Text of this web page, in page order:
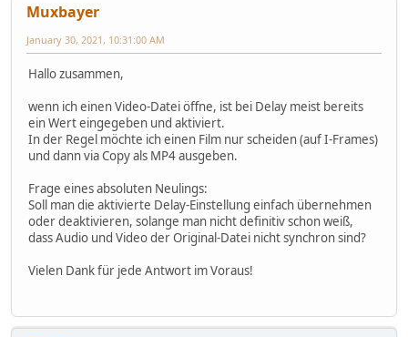
Muxbayer
January 30, 2021, 10:31:00 AM
Hallo zusammen,
wenn ich einen Video-Datei öffne, ist bei Delay meist bereits
ein Wert eingegeben und aktiviert.
In der Regel möchte ich einen Film nur scheiden (auf I-Frames)
und dann via Copy als MP4 ausgeben.
Frage eines absoluten Neulings:
Soll man die aktivierte Delay-Einstellung einfach übernehmen
oder deaktivieren, solange man nicht definitiv schon weiß,
dass Audio und Video der Original-Datei nicht synchron sind?
Vielen Dank für jede Antwort im Voraus!